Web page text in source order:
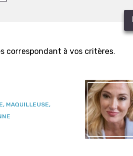
correspondant à vos critères.
MAQUILLEUSE,